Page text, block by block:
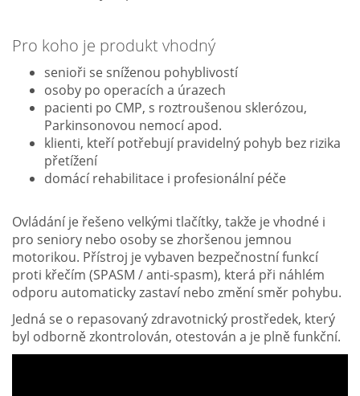
Pro koho je produkt vhodný
senioři se sníženou pohyblivostí
osoby po operacích a úrazech
pacienti po CMP, s roztroušenou sklerózou,
Parkinsonovou nemocí apod.
klienti, kteří potřebují pravidelný pohyb bez rizika
přetížení
domácí rehabilitace i profesionální péče
Ovládání je řešeno velkými tlačítky, takže je vhodné i
pro seniory nebo osoby se zhoršenou jemnou
motorikou. Přístroj je vybaven bezpečnostní funkcí
proti křečím (SPASM / anti-spasm), která při náhlém
odporu automaticky zastaví nebo změní směr pohybu.
Jedná se o repasovaný zdravotnický prostředek, který
byl odborně zkontrolován, otestován a je plně funkční.